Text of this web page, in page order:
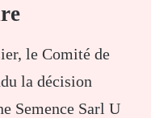
le Comité de
la décision
Semence Sarl U